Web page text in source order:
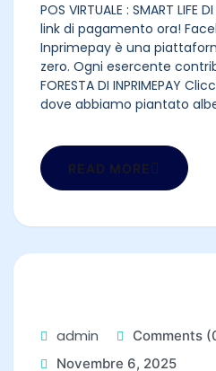
POS VIRTUALE : SMART LIFE
link di pagamento ora!
Inprimepay è una
zero. Ogni esercente
FORESTA DI INPRIMEPAY
dove abbiamo piantato
READ MORE
admin
Comments
Novembre 6, 2025